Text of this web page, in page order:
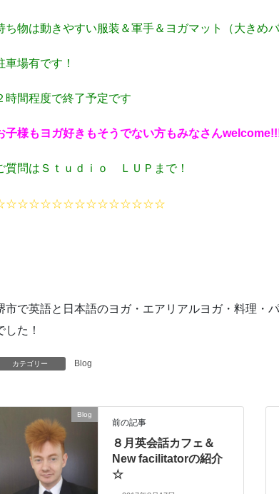
ち物は動きやすい服装＆軍手＆ヨガマット（大きめ
車場有です！
時間程度で終了予定です
子様もヨガ好きもそうでない方もみなさん
質問はＳｔｕｄｉｏ ＬＵＰまで！
市で英語と日本語のヨガ・エアリアルヨガ・料理・
した！
カテゴリー Blog
Blog
前の記事
８月英会話カフェ＆
New facilitatorの紹介
☆